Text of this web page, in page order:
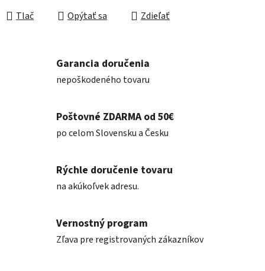
Tlač Opýtať sa Zdieľať
Garancia doručenia
nepoškodeného tovaru
Poštovné ZDARMA od 50€
po celom Slovensku a Česku
Rýchle doručenie tovaru
na akúkoľvek adresu.
Vernostný program
Zľava pre registrovaných zákazníkov